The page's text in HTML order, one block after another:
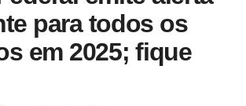
para todos os
em 2025; fique